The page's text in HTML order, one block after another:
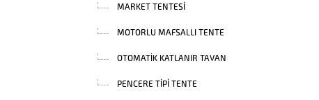
MARKET TENTESI
MOTORLU MAFSALLI TENTE
OTOMATIK KATLANIR TAVAN
PENCERE TIPI TENTE